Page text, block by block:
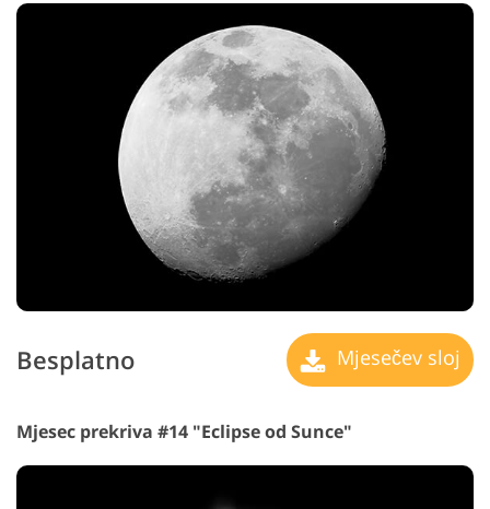
Besplatno Mjesečev sloj
Mjesec prekriva #14 "Eclipseod Sunce"